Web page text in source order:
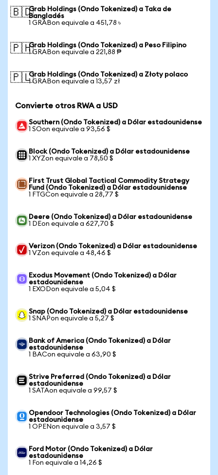
🇧🇩Grab Holdings (Ondo Tokenized) a Taka de
Bangladés
1 GRABon equivale a 451,78 ৳
🇵🇭Grab Holdings (Ondo Tokenized) a Peso Filipino
1 GRABon equivale a 221,88 ₱
🇵🇱Grab Holdings (Ondo Tokenized) a Złoty polaco
1 GRABon equivale a 13,57 zł
Convierte otros RWA a USD
Southern (Ondo Tokenized) a Dólar estadounidense
1 SOon equivale a 93,56 $
Block (Ondo Tokenized) a Dólar estadounidense
1 XYZon equivale a 78,50 $
First Trust Global Tactical Commodity Strategy
Fund (Ondo Tokenized) a Dólar estadounidense
1 FTGCon equivale a 28,77 $
Deere (Ondo Tokenized) a Dólar estadounidense
1 DEon equivale a 627,70 $
Verizon (Ondo Tokenized) a Dólar estadounidense
1 VZon equivale a 48,46 $
Exodus Movement (Ondo Tokenized) a Dólar
estadounidense
1 EXODon equivale a 5,04 $
Snap (Ondo Tokenized) a Dólar estadounidense
1 SNAPon equivale a 5,27 $
Bank of America (Ondo Tokenized) a Dólar
estadounidense
1 BACon equivale a 63,90 $
Strive Preferred (Ondo Tokenized) a Dólar
estadounidense
1 SATAon equivale a 99,57 $
Opendoor Technologies (Ondo Tokenized) a Dólar
estadounidense
1 OPENon equivale a 3,57 $
Ford Motor (Ondo Tokenized) a Dólar
estadounidense
1 Fon equivale a 14,26 $